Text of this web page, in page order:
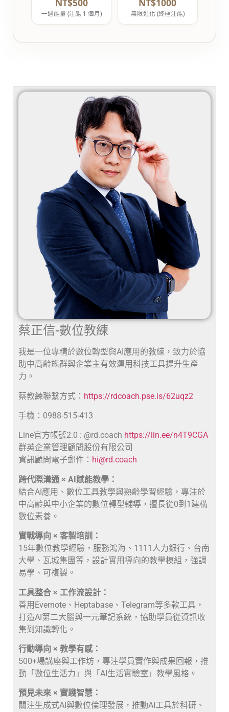
一週能量 (注能 1 個月) 無限進化 (終極注能)
蔡正信-數位教練
我是一位專精於數位轉型與AI應用的教練，致力於協
助中高齡族群與企業主有效運用科技工具提升生產
力。
蔡教練聯繫方式： https://rdcoach.pse.is/62uqz2
手機：0988-515-413
Line官方帳號2.0 : @rd.coach https://lin.ee/n4T9CGA
群英企業管理顧問股份有限公司
資訊顧問電子郵件： hi@rd.coach
跨代際溝通 × AI賦能教學：
結合AI應用、數位工具教學與熟齡學習經驗，專注於
中高齡與中小企業的數位轉型輔導，擅長從0到1建構
數位素養。
實戰導向 × 客製培訓：
15年數位教學經驗，服務鴻海、1111人力銀行、台南
大學、瓦城集團等，設計實用導向的教學模組，強調
易學、可複製。
工具整合 × 工作流設計：
善用Evernote、Heptabase、Telegram等多款工具，
打造AI第二大腦與一元筆記系統，協助學員從資訊收
集到知識轉化。
行動導向 × 教學有感：
500+場講座與工作坊，專注學員實作與成果回報，推
動「數位生活力」與「AI生活實驗室」教學風格。
預見未來 × 實踐智慧：
關注生成式AI與數位倫理發展，推動AI工具於科研、